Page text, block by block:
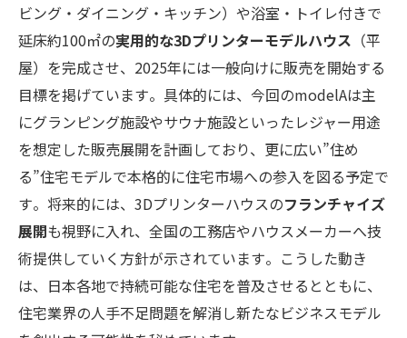
ビング・ダイニング・キッチン）や浴室・トイレ付きで
延床約100㎡の実用的な3Dプリンターモデルハウス （平
屋）を完成させ、2025年には一般向けに販売を開始する
目標を掲げています​。具体的には、今回のmodelAは主
にグランピング施設やサウナ施設といったレジャー用途
を想定した販売展開を計画しており、更に広い”住め
る”住宅モデルで本格的に住宅市場への参入を図る予定で
す​。将来的には、3Dプリンターハウスのフランチャイズ
展開も視野に入れ、全国の工務店やハウスメーカーへ技
術提供していく方針が示されています​。こうした動き
は、日本各地で持続可能な住宅を普及させるとともに、
住宅業界の人手不足問題を解消し新たなビジネスモデル